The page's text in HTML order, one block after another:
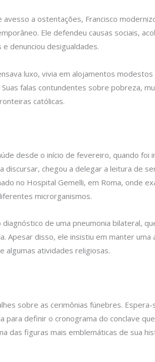
a ostentações, Francisco
Ele defendeu causas sociais,
denunciou desigualdades.
luxo, vivia em alojamentos
falas contundentes sobre pobreza,
católicas.
desde o início de fevereiro, quando foi
discursar, chegou a delegar a leitura de
no Hospital Gemelli, em Roma, onde
microrganismos.
de uma pneumonia bilateral,
Apesar disso, ele insistiu em manter uma
algumas atividades religiosas.
sobre as cerimônias fúnebres. Espera-
para definir o cronograma do conclave
das figuras mais emblemáticas de sua